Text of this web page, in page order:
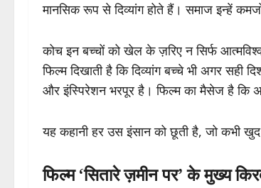
मानसिक रूप से दिव्यांग होते हैं। समाज इन्हें
कोच इन बच्चों को खेल के ज़रिए न सिर्फ
फिल्म दिखाती है कि दिव्यांग बच्चे भी अगर सही
और इंस्पिरेशन भरपूर है। फिल्म का मैसेज है कि
यह कहानी हर उस इंसान को छूती है, जो कभी
फिल्म ‘सितारे ज़मीन पर’ के मुख्य